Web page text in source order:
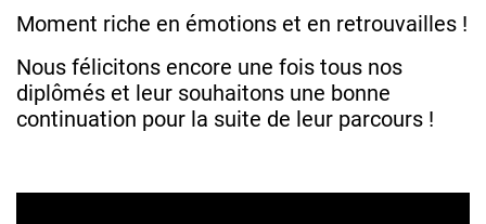
Moment riche en émotions et en retrouvailles !
Nous félicitons encore une fois tous nos
diplômés et leur souhaitons une bonne
continuation pour la suite de leur parcours !